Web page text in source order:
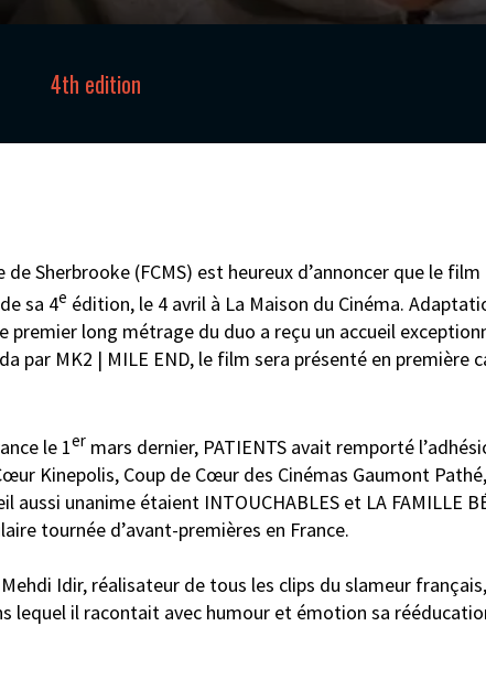
4th edition
Sherbrooke (FCMS) est heureux d’annoncer que le
sa 4e édition, le 4 avril à La Maison du Cinéma.
premier long métrage du duo a reçu un accueil
par MK2 | MILE END, le film sera présenté en première
le 1er mars dernier, PATIENTS avait remporté
Kinepolis, Coup de Cœur des Cinémas Gaumont
aussi unanime étaient INTOUCHABLES et LA FAMILLE
tournée d’avant-premières en France.
Mehdi Idir, réalisateur de tous les clips du slameur
lequel il racontait avec humour et émotion sa